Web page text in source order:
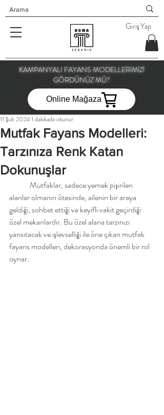
Giriş Yap
KAMPANYALI FAYANS MODELLERİMİZİ
GÖRDÜNÜZ MÜ?
Online Mağaza
Mutfak Fayans Modelleri:
Tarzınıza Renk Katan
Dokunuşlar
11 Şub 20241 dakikada okunur
alanlar olmanın ötesinde, ailenin bir araya
geldiği, sohbet ettiği ve keyifli vakit geçirdiği
özel mekanlardır. Bu özel alana tarzınızı
yansıtacak ve işlevselliği ile öne çıkan mutfak
fayans modelleri, dekorasyonda önemli bir rol
oynar.